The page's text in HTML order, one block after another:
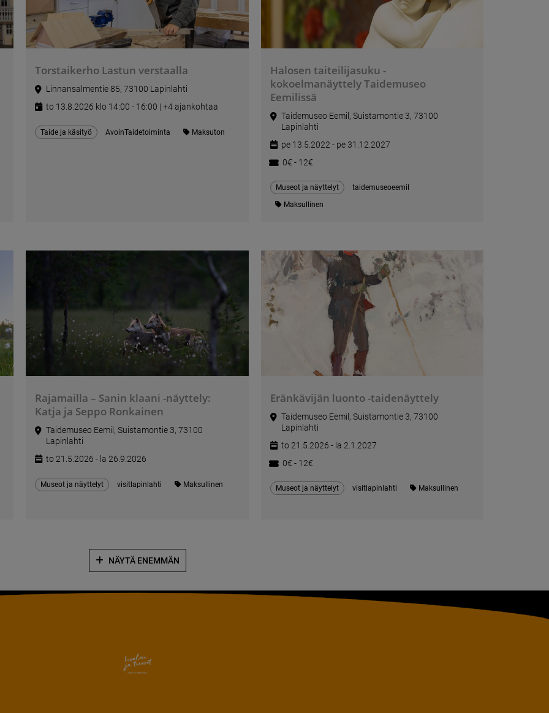
Torstaikerho Lastun verstaalla
Linnansalmentie 85, 73100 Lapinlahti
to 13.8.2026 klo 14:00 - 16:00 | +4 ajankohtaa
Taide ja käsityö AvoinTaidetoiminta Maksuton
Halosen taiteilijasuku -
kokoelmanäyttely Taidemuseo
Eemilissä
Taidemuseo Eemil, Suistamontie 3, 73100
Lapinlahti
pe 13.5.2022 - pe 31.12.2027
0€ - 12€
Museot ja näyttelyt
taidemuseoeemil
Maksullinen
Rajamailla – Sanin klaani -näyttely:
Katja ja Seppo Ronkainen
Taidemuseo Eemil, Suistamontie 3, 73100
Lapinlahti
to 21.5.2026 - la 26.9.2026
Museot ja näyttelyt visitlapinlahti Maksullinen
Eränkävijän luonto -taidenäyttely
Taidemuseo Eemil, Suistamontie 3, 73100
Lapinlahti
to 21.5.2026 - la 2.1.2027
0€ - 12€
Museot ja näyttelyt visitlapinlahti Maksullinen
NÄYTÄ ENEMMÄN